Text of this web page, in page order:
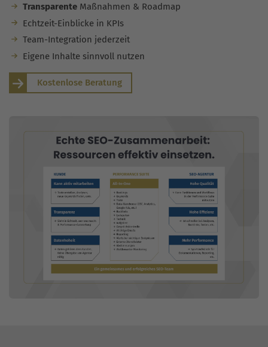
TransparenteMaßnahmen & Roadmap
Echtzeit-Einblicke in KPIs
Team-Integration jederzeit
Eigene Inhalte sinnvoll nutzen
Kostenlose Beratung